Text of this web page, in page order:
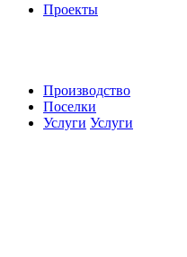
Проекты
Производство
Поселки
Услуги Услуги